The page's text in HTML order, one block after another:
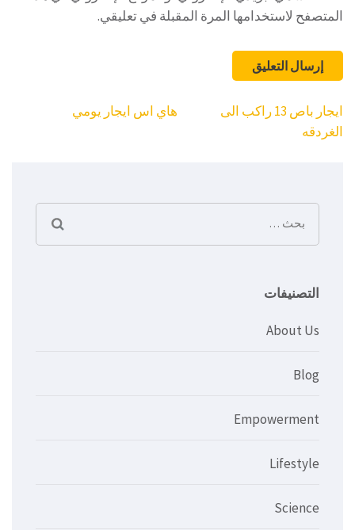
المتصفح لاستخدامها المرة المقبلة في تعليقي.
تصفّح
المقالات
هاي اس ايجار يومي
ايجار باص 13 راكب الى
الغردقه
البحث
عن:
التصنيفات
About Us
Blog
Empowerment
Lifestyle
Science